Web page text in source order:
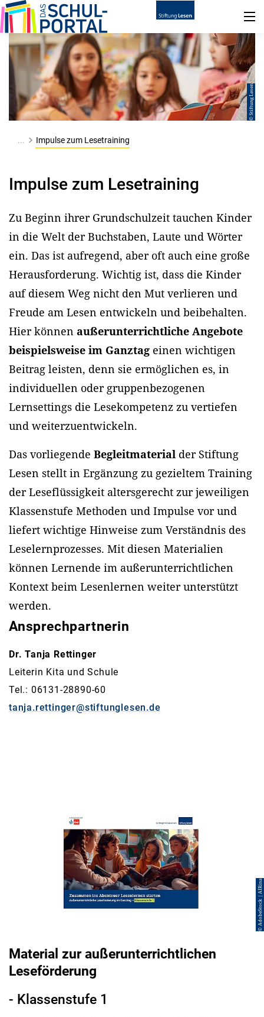
© Stiftung Lesen
... Impulse zum Lesetraining
Impulse zum Lesetraining
Zu Beginn ihrer Grundschulzeit tauchen Kinder
in die Welt der Buchstaben, Laute und Wörter
ein. Das ist aufregend, aber oft auch eine große
Herausforderung. Wichtig ist, dass die Kinder
auf diesem Weg nicht den Mut verlieren und
Freude am Lesen entwickeln und beibehalten.
Hier können außerunterrichtliche Angebote
beispielsweise im Ganztag einen wichtigen
Beitrag leisten, denn sie ermöglichen es, in
individuellen oder gruppenbezogenen
Lernsettings die Lesekompetenz zu vertiefen
und weiterzuentwickeln.
Das vorliegende Begleitmaterial der Stiftung
Lesen stellt in Ergänzung zu gezieltem Training
der Leseflüssigkeit altersgerecht zur jeweiligen
Klassenstufe Methoden und Impulse vor und
liefert wichtige Hinweise zum Verständnis des
Leselernprozesses. Mit diesen Materialien
können Lernende im außerunterrichtlichen
Kontext beim Lesenlernen weiter unterstützt
werden.
Ansprechpartnerin
Dr. Tanja Rettinger
Leiterin Kita und Schule
Tel.: 06131-28890-60
tanja.rettinger@stiftunglesen.de
Material zur außerunterrichtlichen
Leseförderung
- Klassenstufe 1
© AdobeStock | AIRina